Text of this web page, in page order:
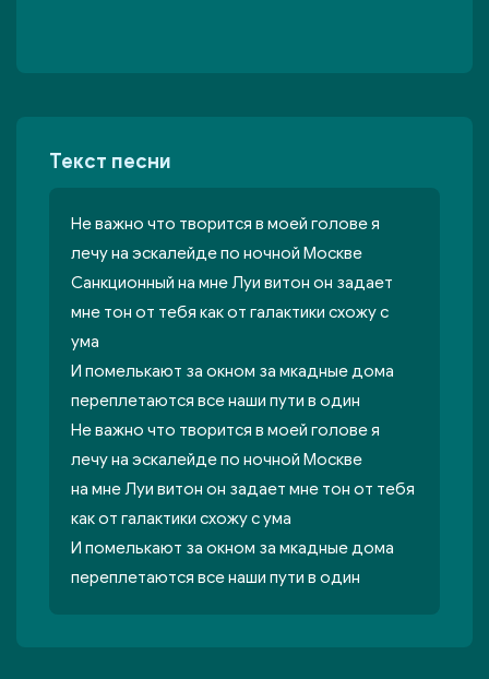
Текст песни
Не важно что творится в моей голове я
лечу на эскалейде по ночной Москве
Санкционный на мне Луи витон он задает
мне тон от тебя как от галактики схожу с
ума
И помелькают за окном за мкадные дома
переплетаются все наши пути в один
Не важно что творится в моей голове я
лечу на эскалейде по ночной Москве
на мне Луи витон он задает мне тон от тебя
как от галактики схожу с ума
И помелькают за окном за мкадные дома
переплетаются все наши пути в один